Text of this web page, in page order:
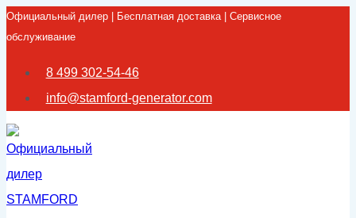
Перейти
к
содержимому
Официальный дилер | Бесплатная доставка | Сервисное
обслуживание
8 499 302-54-46
info@stamford-generator.com